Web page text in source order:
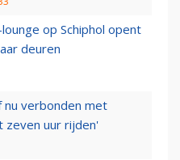
op Schiphol opent
deuren
nu verbonden met
zeven uur rijden'